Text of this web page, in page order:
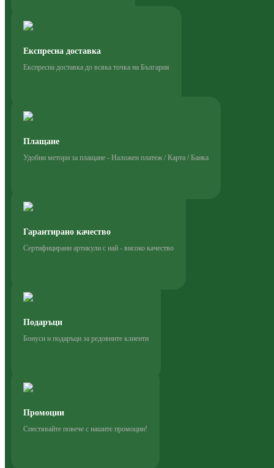
Експресна доставка
Експресна доставка до всяка точка на България
Плащане
Удобни метори за плащане - Наложен платеж / Карта / Банка
Гарантирано качество
Сертифицирани артикули с най - високо качество
Подаръци
Бонуси и подаръци за редовните клиенти
Промоции
Спестявайте повече с нашите промоции!